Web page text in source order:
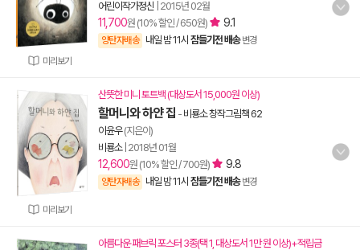
미리보기
어린이작가정신 2015년 02월
11,700원 (10% 할인 / 650원) 9.1
양탄자배송 내일 밤 11시 잠들기전 배송 변경
미리보기
산뜻한 미니 토트백 (대상도서 15,000원 이상)
할머니와 하얀 집 - 비룡소 창작그림책 62
이윤우(지은이)
비룡소| 2018년 01월
12,600원 (10% 할인 / 700원) 9.8
양탄자배송 내일 밤 11시 잠들기전 배송 변경
아름다운 패브릭 포스터 3종(택 1, 대상도서 1만 원 이상)+적립금